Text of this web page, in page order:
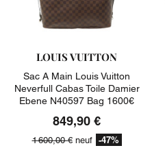
LOUIS VUITTON
Sac A Main Louis Vuitton
Neverfull Cabas Toile Damier
Ebene N40597 Bag 1600€
849,90 €
1 600,00 €neuf -47%